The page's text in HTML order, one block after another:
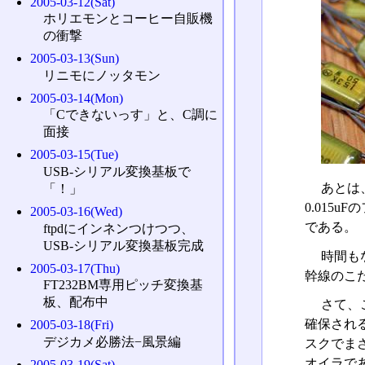
あとは
0.015uF
である。
時間も
幹線のこ
さて、
確保され
スクでま
ホリエモンとコーヒー自販機
の衝撃
2005-03-13(Sun)
リニモにノッタモン
2005-03-14(Mon)
「Cできないっす」と、C調に
面接
2005-03-15(Tue)
USB-シリアル変換基板で
「！」
2005-03-16(Wed)
ftpdにインネンつけつつ、
USB-シリアル変換基板完成
2005-03-17(Thu)
FT232BM専用ピッチ変換基
板、配布中
2005-03-18(Fri)
デジカメ必勝法−風景編